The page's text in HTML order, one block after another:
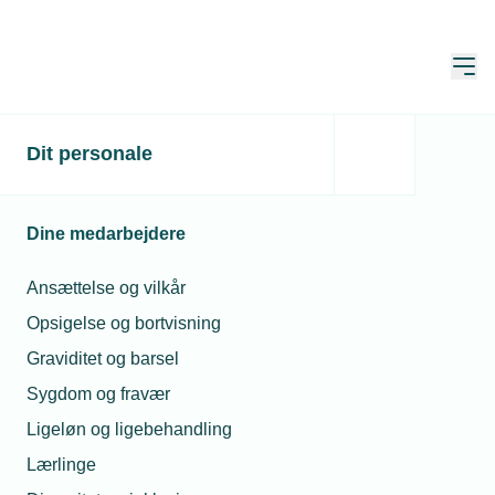
Dit personale
Dine medarbejdere
Ansættelse og vilkår
Opsigelse og bortvisning
Graviditet og barsel
Sygdom og fravær
Ligeløn og ligebehandling
Lærlinge
Legionella: Sådan kan
risikoen
Publiceret: 17. jun. 2019